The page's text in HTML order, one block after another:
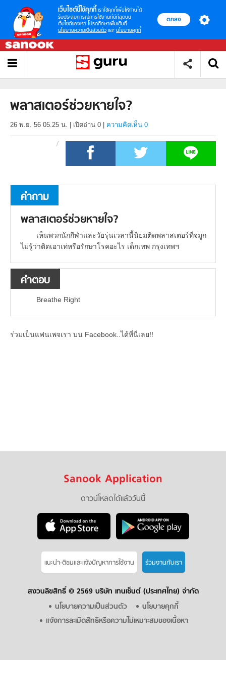
เว็บไซต์นี้ใช้คุกกี้ เราใช้คุกกี้เพื่อให้ท่านได้
รับประสบการณ์การใช้งานที่ดีที่สุดบน
เว็บไซต์ของเรา โปรดศึกษาเพิ่มเติมที่
นโยบายความเป็นส่วนตัว และ นโยบายคุกกี้
ตกลง
พลาสเตอร์ช่วยหายใจ?
26 พ.ย. 56 05.25 น. เปิดอ่าน 0 ความคิดเห็น 0
คำถาม
พลาสเตอร์ช่วยหายใจ?
เห็นพวกนักกีฬาและวัยรุ่นเวลานี้นิยมติดพลาสเตอร์ที่จมูก
ไม่รู้ว่าติดเอาเท่หรือรักษาโรคอะไร เด็กเทพ กรุงเทพฯ
คำตอบ
Breathe Right
ร่วมเป็นแฟนเพจเรา บน Facebook..ได้ที่นี่เลย!!
Sanook Application
ดาวน์โหลดได้แล้ววันนี้
แนะนำ-ติชมเเละแจ้งปัญหาการใช้งาน ร่วมงานกับเรา
สงวนลิขสิทธิ์ © 2569 บริษัท เทนเซ็นต์ (ประเทศไทย) จำกัด
นโยบายความเป็นส่วนตัว
นโยบายคุกกี้
แจ้งการละเมิดสิทธิหรือความไม่เหมาะสมของเนื้อหา